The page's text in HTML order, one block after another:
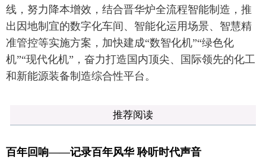
线，努力降本增效，结合晋华炉全流程智能制造，推
出因地制宜的数字化车间、智能化运用场景、智慧精
准管控等实施方案，加快建成“数智化机”“绿色化
机”“现代化机”，奋力打造国内顶尖、国际领先的化工
和新能源装备制造综合性平台。
推荐阅读
百年回响——记录百年风华 聆听时代声音